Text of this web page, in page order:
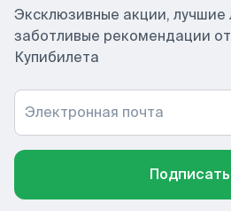
Эксклюзивные акции, лучшие
заботливые рекомендации
Купибилета
Электронная почта